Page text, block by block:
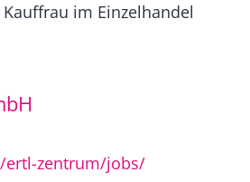
im Einzelhandel
ertl-zentrum/jobs/